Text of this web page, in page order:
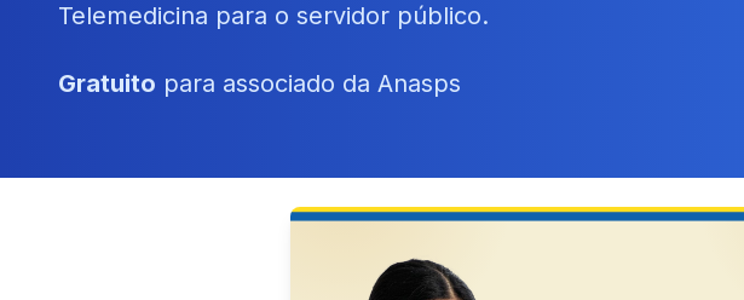
Telemedicina para o servidor público.
Gratuito para associado da Anasps